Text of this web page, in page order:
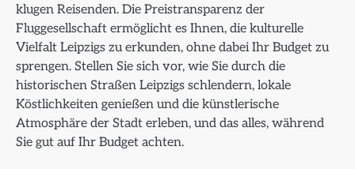
klugen Reisenden. Die Preistransparenz der
Fluggesellschaft ermöglicht es Ihnen, die kulturelle
Vielfalt Leipzigs zu erkunden, ohne dabei Ihr Budget zu
sprengen. Stellen Sie sich vor, wie Sie durch die
historischen Straßen Leipzigs schlendern, lokale
Köstlichkeiten genießen und die künstlerische
Atmosphäre der Stadt erleben, und das alles, während
Sie gut auf Ihr Budget achten.